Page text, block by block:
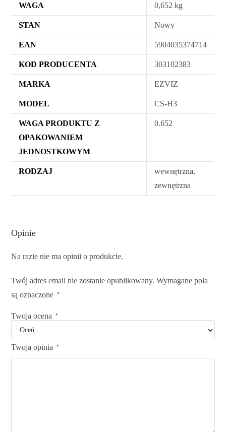
WAGA 0,652 kg
STAN Nowy
EAN 5904035374714
KOD PRODUCENTA 303102383
MARKA EZVIZ
MODEL CS-H3
WAGA PRODUKTU Z
OPAKOWANIEM
JEDNOSTKOWYM
0.652
RODZAJ
wewnętrzna,
zewnętrzna
Opinie
Na razie nie ma opinii o produkcie.
Twój adres email nie zostanie opublikowany. Wymagane pola
są oznaczone
*
Twoja ocena *
Twoja opinia *